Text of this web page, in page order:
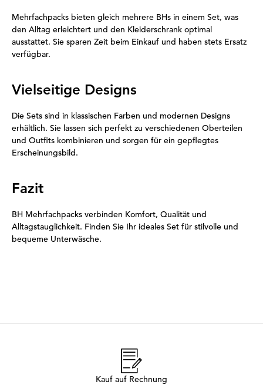
Mehrfachpacks bieten gleich mehrere BHs in einem Set, was
den Alltag erleichtert und den Kleiderschrank optimal
ausstattet. Sie sparen Zeit beim Einkauf und haben stets Ersatz
verfügbar.
Vielseitige Designs
Die Sets sind in klassischen Farben und modernen Designs
erhältlich. Sie lassen sich perfekt zu verschiedenen Oberteilen
und Outfits kombinieren und sorgen für ein gepflegtes
Erscheinungsbild.
Fazit
BH Mehrfachpacks verbinden Komfort, Qualität und
Alltagstauglichkeit. Finden Sie Ihr ideales Set für stilvolle und
bequeme Unterwäsche.
Kauf auf Rechnung